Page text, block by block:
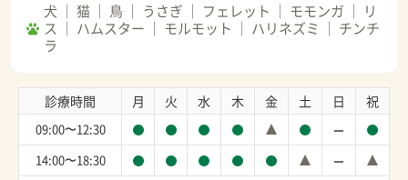
犬 猫 鳥 うさぎ フェレット モモンガ
リ
ス
ハムスター モルモット ハリネズミ
チンチ
ラ
診療時間 月 火 水 木 金 土 日 祝
09:00〜12:30
14:00〜18:30